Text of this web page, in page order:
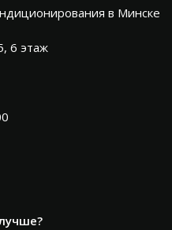
в Минске
6 этаж